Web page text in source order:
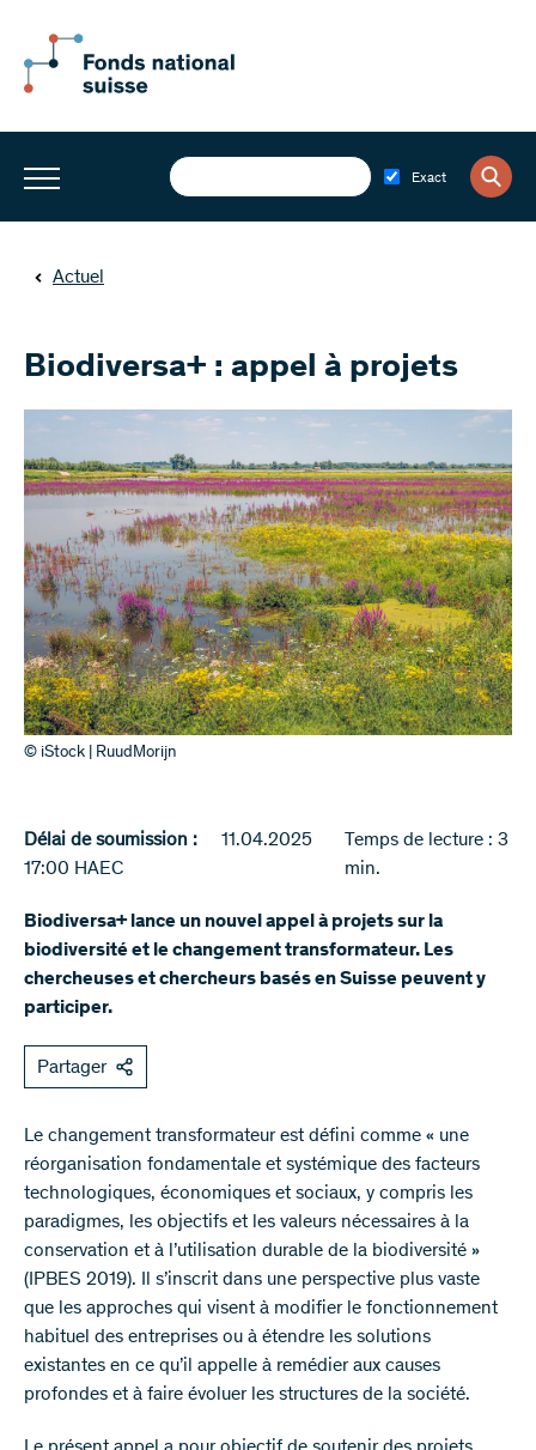
Exact
Actuel
Biodiversa+ : appel à projets
© iStock | RuudMorijn
Délai de soumission :
11.04.2025
17:00 HAEC
Temps de lecture : 3
min.
Biodiversa+ lance un nouvel appel à projets sur la
biodiversité et le changement transformateur. Les
chercheuses et chercheurs basés en Suisse peuvent y
participer.
Partager
Le changement transformateur est défini comme « une
réorganisation fondamentale et systémique des facteurs
technologiques, économiques et sociaux, y compris les
paradigmes, les objectifs et les valeurs nécessaires à la
conservation et à l’utilisation durable de la biodiversité »
(IPBES 2019). Il s’inscrit dans une perspective plus vaste
que les approches qui visent à modifier le fonctionnement
habituel des entreprises ou à étendre les solutions
existantes en ce qu’il appelle à remédier aux causes
profondes et à faire évoluer les structures de la société.